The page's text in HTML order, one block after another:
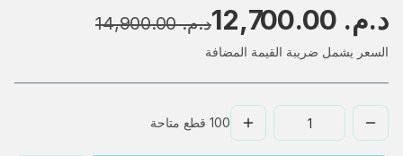
د.م.‏ 12,700.00
د.م.‏ 14,900.00
السعر يشمل ضريبة القيمة المضافة
100 قطع متاحة